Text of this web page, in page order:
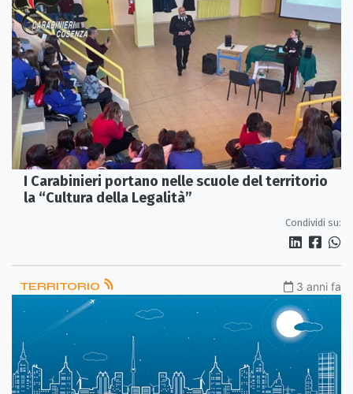
I Carabinieri portano nelle scuole del territorio
la “Cultura della Legalità”
Condividi su:
TERRITORIO 3 anni fa